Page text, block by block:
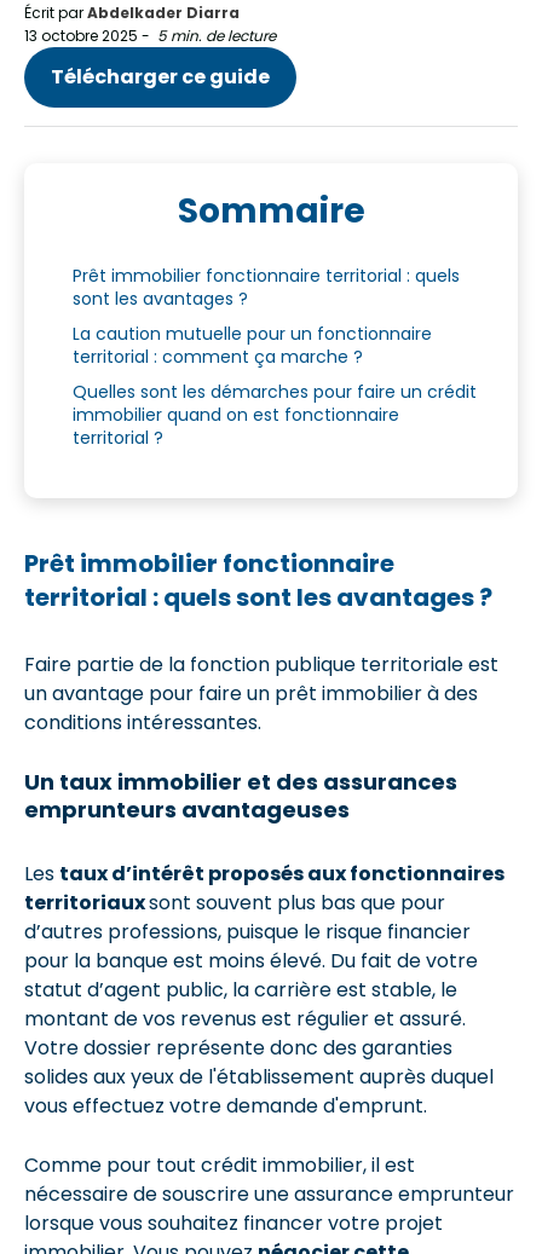
Écrit parAbdelkader Diarra
13 octobre 2025 - 5 min. de lecture
Télécharger ce guide
Sommaire
Prêt immobilier fonctionnaire territorial : quels
sont les avantages ?
La caution mutuelle pour un fonctionnaire
territorial : comment ça marche ?
Quelles sont les démarches pour faire un crédit
immobilier quand on est fonctionnaire
territorial ?
Prêt immobilier fonctionnaire
territorial : quels sont les avantages ?
Faire partie de la fonction publique territoriale est
un avantage pour faire un prêt immobilier à des
conditions intéressantes.
Un taux immobilier et des assurances
emprunteurs avantageuses
Les taux d’intérêt proposés aux fonctionnaires
territoriauxsont souvent plus bas que pour
d’autres professions, puisque le risque financier
pour la banque est moins élevé. Du fait de votre
statut d’agent public, la carrière est stable, le
montant de vos revenus est régulier et assuré.
Votre dossier représente donc des garanties
solides aux yeux de l'établissement auprès duquel
vous effectuez votre demande d'emprunt.
Comme pour tout crédit immobilier, il est
nécessaire de souscrire une assurance emprunteur
lorsque vous souhaitez financer votre projet